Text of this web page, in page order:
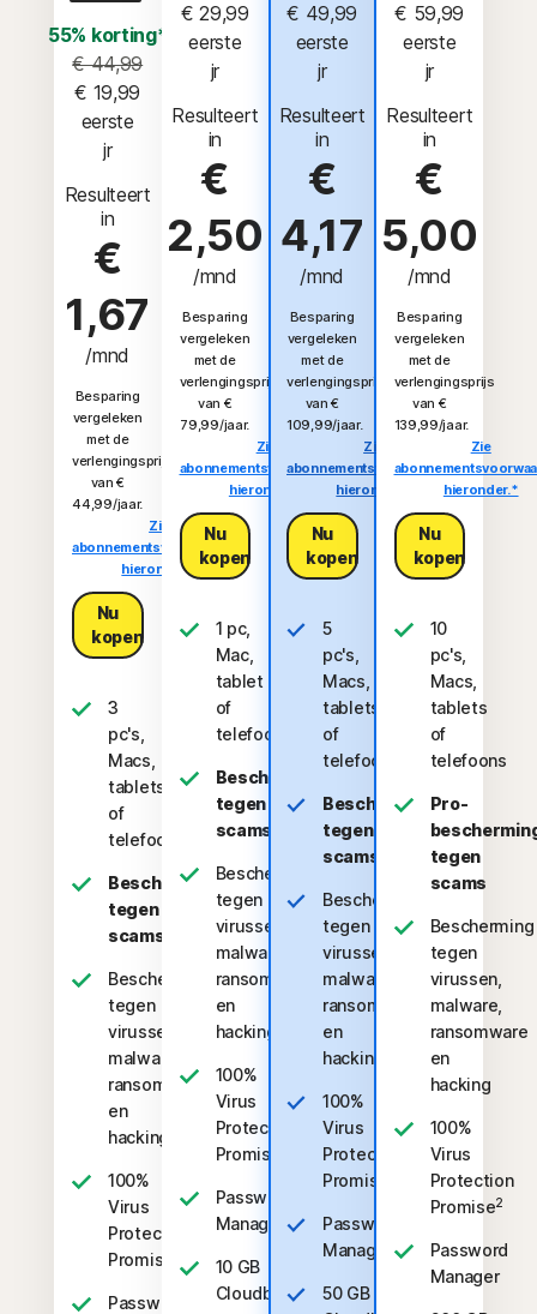
55% korting*
€ 44,99
€ 19,99
jr
Resulteert
in
€
1,67
/mnd
Besparing
vergeleken
met de
verlengingsprijs
van €
44,99/jaar.
Zie
abonnementsvoorwaarden
hieronder.*
Nu
kopen
3
pc's,
Macs,
tablets
of
telefoons
Bescherming
tegen
scams
Bescherming
tegen
virussen,
malware,
ransomware
en
hacking
100%
Virus
Protection
Promise
Password
€ 29,99
eerste
jr
Resulteert
in
€
2,50
/mnd
Besparing
vergeleken
met de
verlengingsprijs
van €
79,99/jaar.
Zie
abonnementsvoorwaarden
hieronder.*
Nu
kopen
1 pc,
Mac,
tablet
of
telefoon
Bescherming
tegen
scams
Bescherming
tegen
virussen,
malware,
ransomware
en
hacking
100%
Virus
Protection
Promise
Password
Manager
10 GB
Cloudback-
€ 49,99
jr
Resulteert
in
€
4,17
/mnd
Besparing
vergeleken
met de
verlengingsprijs
van €
109,99/jaar.
Zie
abonnementsvoorwaarden
hieronder.*
Nu
kopen
5
pc's,
Macs,
tablets
of
telefoons
Bescherming
tegen
scams
Bescherming
tegen
virussen,
malware,
ransomware
en
hacking
100%
Virus
Protection
Promise
Password
Manager
50 GB
€ 59,99
eerste
jr
Resulteert
in
€
5,00
/mnd
Besparing
vergeleken
met de
verlengingsprijs
van €
139,99/jaar.
Zie
hieronder.*
Nu
kopen
10
pc's,
Macs,
tablets
of
telefoons
Pro-
tegen
scams
Bescherming
tegen
virussen,
malware,
ransomware
en
hacking
100%
Virus
Protection
Promise2
Password
Manager